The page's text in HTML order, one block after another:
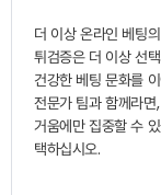
더 이상 온라인 베팅
튀검증은 더 이상 선
건강한 베팅 문화를
전문가 팀과 함께라
거움에만 집중할 수
택하십시오.